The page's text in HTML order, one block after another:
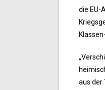
die EU-
aus der